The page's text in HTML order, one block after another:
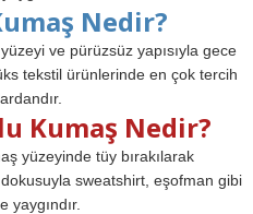
Nedir?
ve pürüzsüz yapısıyla gece
tekstil ürünlerinde en çok tercih
Kumaş Nedir?
yüzeyinde tüy bırakılarak
dokusuyla sweatshirt, eşofman gibi
yaygındır.